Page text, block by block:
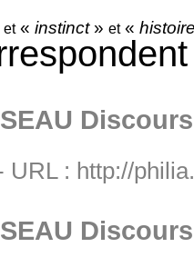
et« instinct» et«
: http://